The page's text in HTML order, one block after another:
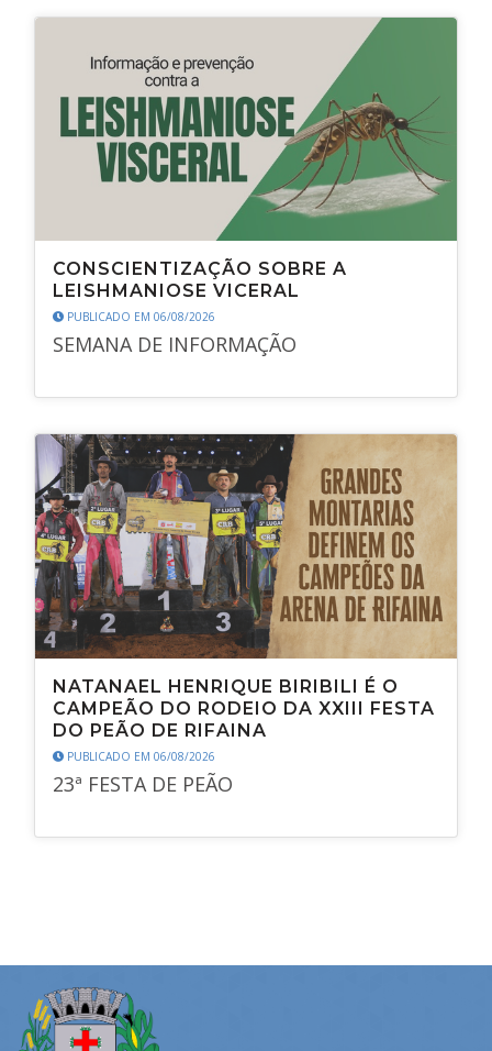
CONSCIENTIZAÇÃO SOBRE A
LEISHMANIOSE VICERAL
PUBLICADO EM 06/08/2026
SEMANA DE INFORMAÇÃO
NATANAEL HENRIQUE BIRIBILI É O
CAMPEÃO DO RODEIO DA XXIII FESTA
DO PEÃO DE RIFAINA
PUBLICADO EM 06/08/2026
23ª FESTA DE PEÃO